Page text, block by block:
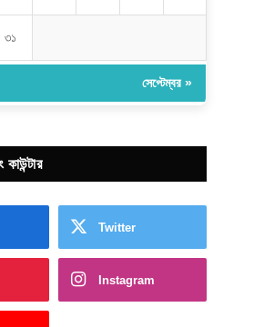
৩১
সেপ্টেম্বর »
Twitter
Instagram